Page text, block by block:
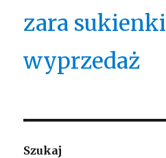
zara sukienki
wyprzedaż
Szukaj